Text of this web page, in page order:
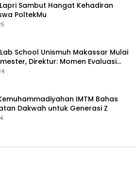
Sambut Hangat Kehadiran
PoltekMu
School Unismuh Makassar Mulai
Direktur: Momen Evaluasi
IMTM Bahas
Dakwah untuk Generasi Z